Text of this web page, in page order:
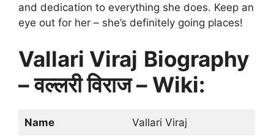
and dedication to everything she does. Keep an
eye out for her – she’s definitely going places!
Vallari Viraj Biography
– वल्लरी विराज – Wiki:
Name Vallari Viraj